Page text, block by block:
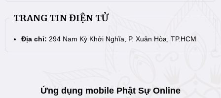
TRANG TIN ĐIỆN TỬ
Địa chỉ: 294 Nam Kỳ Khởi Nghĩa, P. Xuân Hòa, TP.HCM
Ứng dụng mobile Phật Sự Online